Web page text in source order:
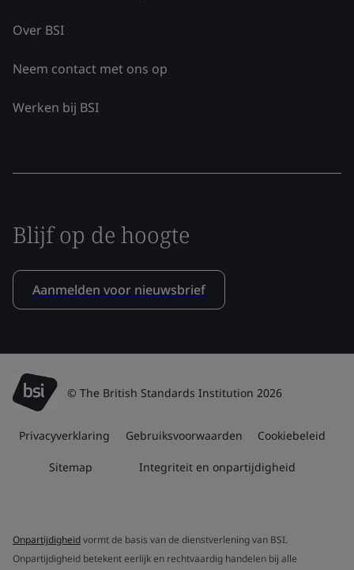
Over BSI
Neem contact met ons op
Werken bij BSI
Blijf op de hoogte
Aanmelden voor nieuwsbrief
© The British Standards Institution 2026
Privacyverklaring Gebruiksvoorwaarden Cookiebeleid
Sitemap Integriteit en onpartijdigheid
Onpartijdigheidvormt de basis van de dienstverlening van BSI.
Onpartijdigheid betekent eerlijk en rechtvaardig handelen bij alle